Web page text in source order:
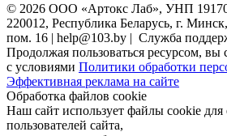
© 2026 ООО «Артокс Лаб», УНП
220012, Республика Беларусь, г.
пом. 16 | help@103.by | Служба
Продолжая пользоваться ресурсом, вы
с условиями Политики обработки
Эффективная реклама на сайте
Обработка файлов cookie
Наш сайт использует файлы cookie для
пользователей сайта,